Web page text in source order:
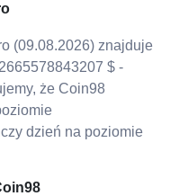
(09.08.2026) znajduje
$ -
że Coin98
dzień na poziomie